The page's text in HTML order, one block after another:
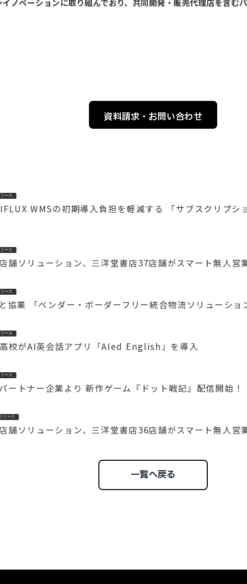
ノベーションに取り組んでおり、共同開発・販売代理店を含む
資料請求・お問い合わせ
ース
WMSの初期導入負担を軽減する 「サブスクリプシ
ース
舗ソリューション、三洋堂書店37店舗がスマート無人営
ース
協業 「ベンダー・ボーダーフリー統合物流ソリューショ
ース
校がAI英会話アプリ「AIed English」を導入
ース
ートナー企業より 新作ゲーム『ドット戦記』配信開始！
リース
舗ソリューション、三洋堂書店36店舗がスマート無人営
一覧へ戻る